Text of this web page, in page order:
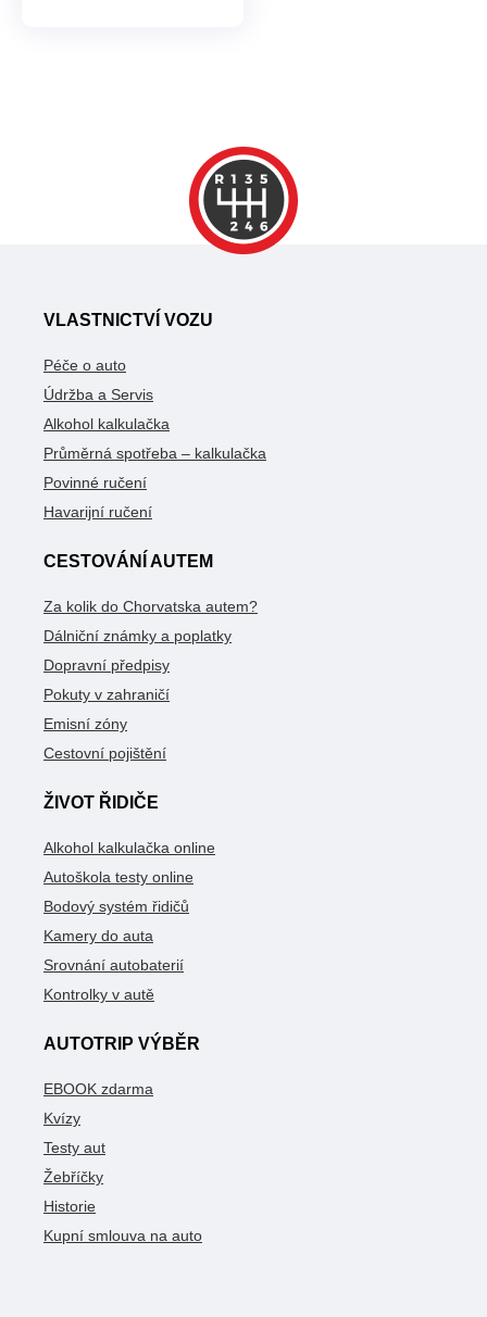
VLASTNICTVÍ VOZU
Péče o auto
Údržba a Servis
Alkohol kalkulačka
Průměrná spotřeba – kalkulačka
Povinné ručení
Havarijní ručení
CESTOVÁNÍ AUTEM
Za kolik do Chorvatska autem?
Dálniční známky a poplatky
Dopravní předpisy
Pokuty v zahraničí
Emisní zóny
Cestovní pojištění
ŽIVOT ŘIDIČE
Alkohol kalkulačka online
Autoškola testy online
Bodový systém řidičů
Kamery do auta
Srovnání autobaterií
Kontrolky v autě
AUTOTRIP VÝBĚR
EBOOK zdarma
Kvízy
Testy aut
Žebříčky
Historie
Kupní smlouva na auto